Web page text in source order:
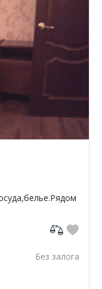
Без залога